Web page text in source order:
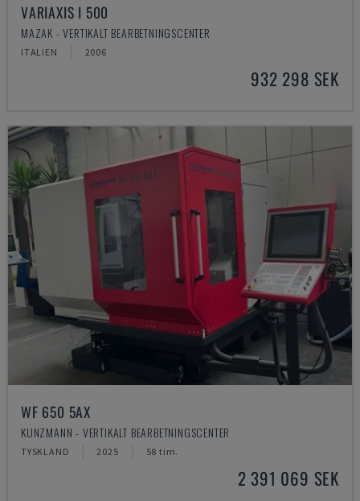
VARIAXIS I 500
MAZAK - VERTIKALT BEARBETNINGSCENTER
ITALIEN 2006
932 298 SEK
WF 650 5AX
KUNZMANN - VERTIKALT BEARBETNINGSCENTER
TYSKLAND 2025 58 tim.
2 391 069 SEK